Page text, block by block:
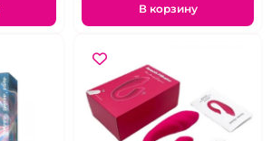
В корзину